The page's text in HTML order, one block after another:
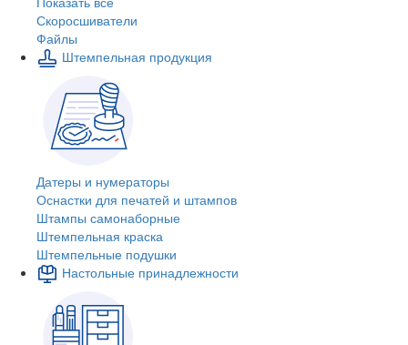
Скоросшиватели
Файлы
Штемпельная продукция
Датеры и нумераторы
Оснастки для печатей и штампов
Штампы самонаборные
Штемпельная краска
Штемпельные подушки
Настольные принадлежности